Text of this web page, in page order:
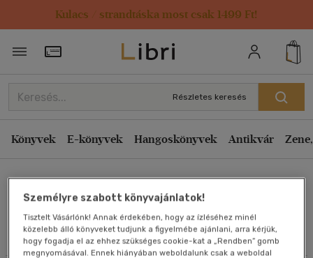
Kulacs / strandtáska most csak 1499 Ft!
Törzsvásárlói Kártya adatai
Részletes keresés
Könyvek E-könyvek Hangoskönyvek Antikvár
Művei
Rendezés
Kiadás éve szerint csökkenő
Ár szerint csökkenő
Eladott darabszám szerint csökkenő
Eladott darabszám szerint növekvő
Cím szerint A-Z
Szerző szerint A-Z
Személyre szabott könyvajánlatok!
Tisztelt Vásárlónk! Annak érdekében, hogy az ízléséhez minél
közelebb álló könyveket tudjunk a figyelmébe ajánlani, arra kérjük,
hogy fogadja el az ehhez szükséges cookie-kat a „Rendben” gomb
megnyomásával. Ennek hiányában weboldalunk csak a weboldal